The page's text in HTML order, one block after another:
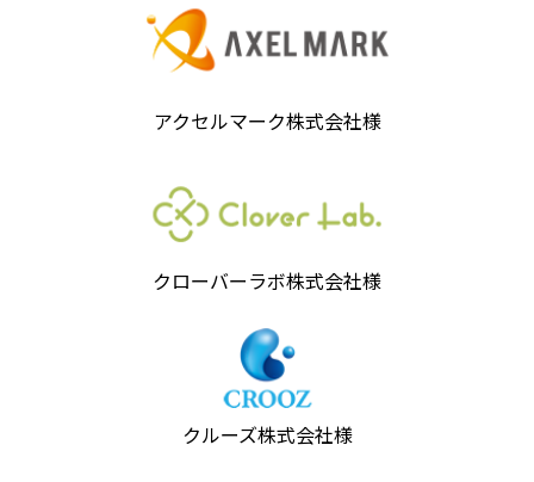
アクセルマーク株式会社様
クローバーラボ株式会社様
クルーズ株式会社様